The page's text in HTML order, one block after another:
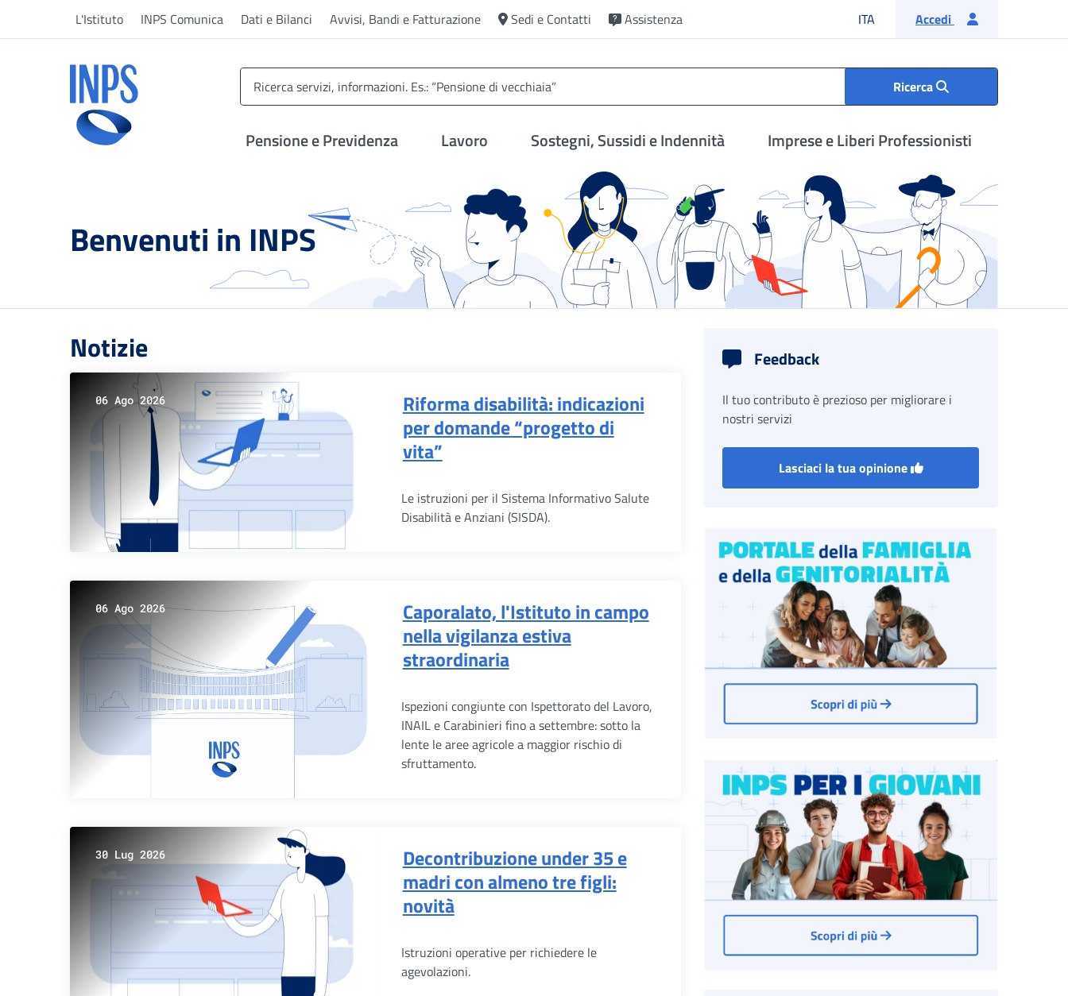
L'Istituto INPS Comunica Dati e Bilanci Avvisi, Bandi e Fatturazione Sedi e Contatti Assistenza ITA Lingua italiana
Accedi
Ricerca
Pensione e Previdenza Lavoro Sostegni, Sussidi e Indennità Imprese e Liberi Professionisti
Benvenuti in INPS
Notizie
06 Ago 2026
Riforma disabilità: indicazioni
per domande “progetto di
vita”
Le istruzioni per il Sistema Informativo Salute
Disabilità e Anziani (SISDA).
06 Ago 2026
Caporalato, l'Istituto in campo
nella vigilanza estiva
straordinaria
Ispezioni congiunte con Ispettorato del Lavoro,
INAIL e Carabinieri fino a settembre: sotto la
lente le aree agricole a maggior rischio di
sfruttamento.
30 Lug 2026
Decontribuzione under 35 e
madri con almeno tre figli:
novità
Istruzioni operative per richiedere le
agevolazioni.
Feedback
Il tuo contributo è prezioso per migliorare i
nostri servizi
Lasciaci la tua opinione